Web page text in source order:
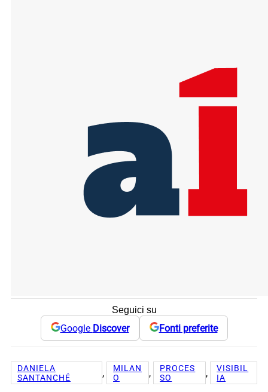
Seguici su
Google Discover Fonti preferite
DANIELA
SANTANCHÉ
,
MILAN
O
,
PROCES
SO
,
VISIBIL
IA